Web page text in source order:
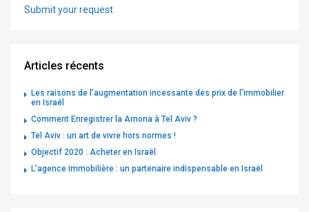
Submit your request
Articles récents
Les raisons de l’augmentation incessante des prix de l’immobilier
en Israël
Comment Enregistrer la Arnona à Tel Aviv ?
Tel Aviv : un art de vivre hors normes !
Objectif 2020 : Acheter en Israël
L’agence immobilière : un partenaire indispensable en Israël